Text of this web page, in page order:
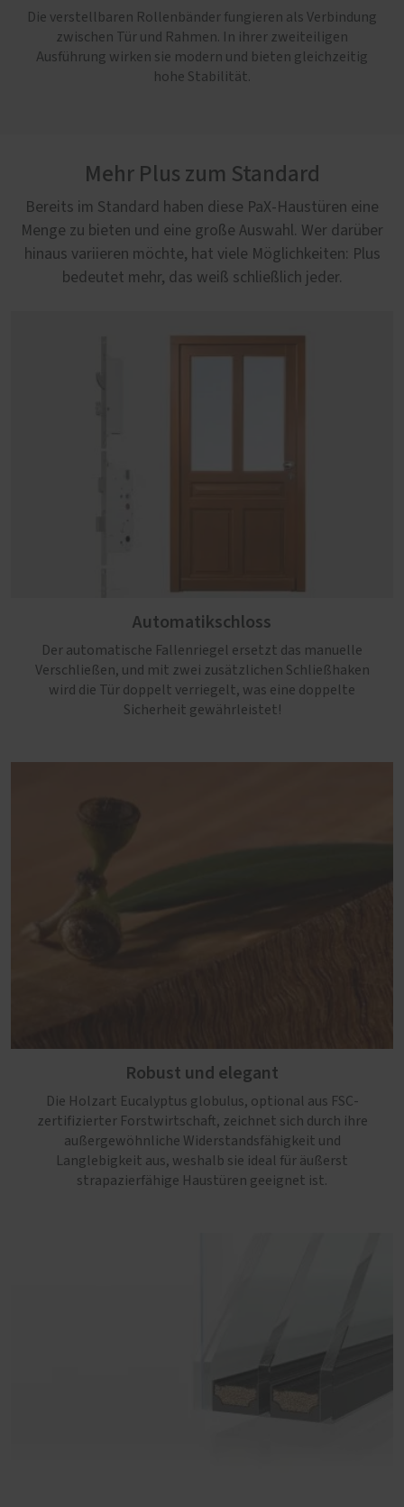
Die verstellbaren Rollenbänder fungieren als Verbindung
zwischen Tür und Rahmen. In ihrer zweiteiligen
Ausführung wirken sie modern und bieten gleichzeitig
hohe Stabilität.
Mehr Plus zum Standard
Bereits im Standard haben diese PaX-Haustüren eine
Menge zu bieten und eine große Auswahl. Wer darüber
hinaus variieren möchte, hat viele Möglichkeiten: Plus
bedeutet mehr, das weiß schließlich jeder.
Automatikschloss
Der automatische Fallenriegel ersetzt das manuelle
Verschließen, und mit zwei zusätzlichen Schließhaken
wird die Tür doppelt verriegelt, was eine doppelte
Sicherheit gewährleistet!
Robust und elegant
Die Holzart Eucalyptus globulus, optional aus FSC-
zertifizierter Forstwirtschaft, zeichnet sich durch ihre
außergewöhnliche Widerstandsfähigkeit und
Langlebigkeit aus, weshalb sie ideal für äußerst
strapazierfähige Haustüren geeignet ist.